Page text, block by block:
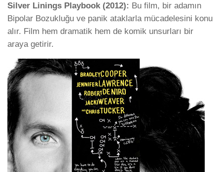
Silver Linings Playbook (2012): Bu film, bir adamın
Bipolar Bozukluğu ve panik ataklarla mücadelesini konu
alır. Film hem dramatik hem de komik unsurları bir
araya getirir.